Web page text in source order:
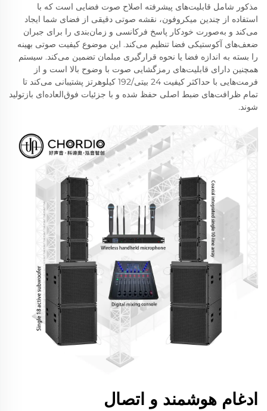
مذکور شامل قابلیت‌های پیشرفته اصلاح صوت فضایی است که با
استفاده از چندین میکروفون، نقشه صوتی دقیقی از فضای شما ایجاد
می‌کند و به‌صورت خودکار پاسخ فرکانسی و زمان‌بندی را برای جبران
ضعف‌های آکوستیکی فضا تنظیم می‌کند. این موضوع کیفیت صوتی بهینه
را بسته به اندازه فضا یا نحوه قرارگیری مبلمان تضمین می‌کند. سیستم
همچنین دارای قابلیت‌های رمزگشایی صوت با وضوح بالا است و از
فرمت‌هایی با حداکثر کیفیت 24 بیتی/192 کیلوهرتز پشتیبانی می‌کند تا
تمام ظرافت‌های ضبط اصلی حفظ شده و با جزئیات فوق‌العاده‌ای بازتولید
شوند.
ادغام هوشمند و اتصال